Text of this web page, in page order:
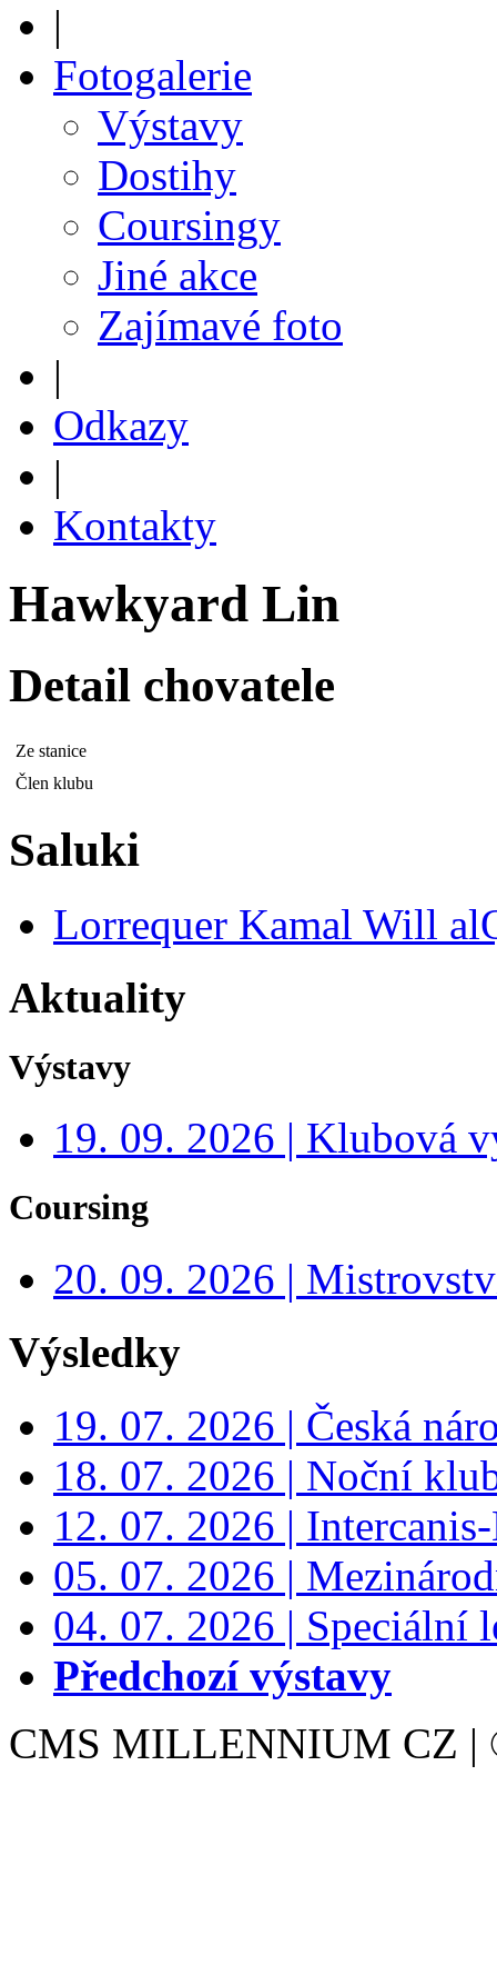
|
Fotogalerie
Výstavy
Dostihy
Coursingy
Jiné akce
Zajímavé foto
|
Odkazy
|
Kontakty
Hawkyard Lin
Detail chovatele
Ze stanice
Člen klubu
Saluki
Lorrequer Kamal Will
Aktuality
Výstavy
19. 09. 2026 | Klubová
Coursing
20. 09. 2026 |
Výsledky
19. 07. 2026 | Česká
18. 07. 2026 | Noční
12. 07. 2026 |
05. 07. 2026 |
04. 07. 2026 | Speciální
Předchozí výstavy
CMS MILLENNIUM CZ |